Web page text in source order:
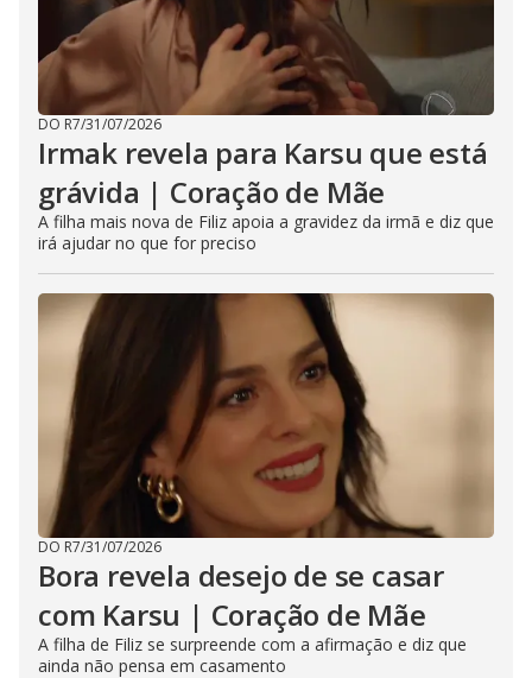
DO R7/31/07/2026
Irmak revela para Karsu que está
grávida | Coração de Mãe
A filha mais nova de Filiz apoia a gravidez da irmã e diz que
irá ajudar no que for preciso
DO R7/31/07/2026
Bora revela desejo de se casar
com Karsu | Coração de Mãe
A filha de Filiz se surpreende com a afirmação e diz que
ainda não pensa em casamento